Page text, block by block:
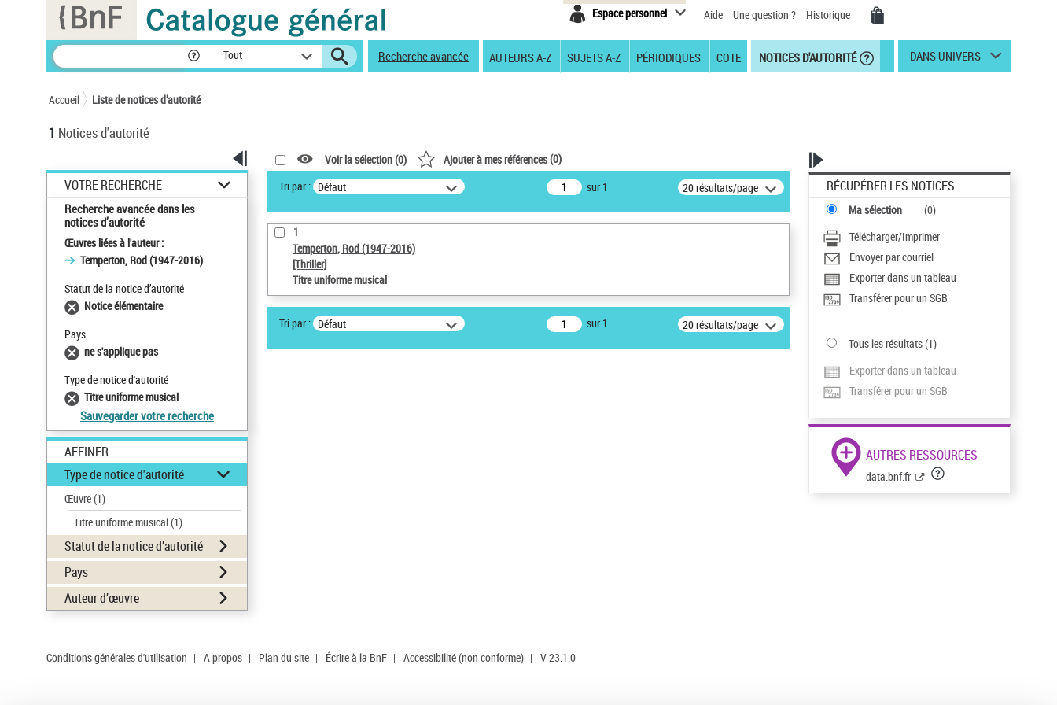
Espace personnel Aide Une question ? Historique
Tout Recherche avancée AUTEURS A-Z SUJETS A-Z PÉRIODIQUES COTE NOTICES D'AUTORITÉ DANS UNIVERS
Accueil Liste de notices d’autorité
1 Notices d'autorité
VOTRE RECHERCHE
Recherche avancée dans les
notices d’autorité
Œuvres liées à l'auteur :
Temperton, Rod (1947-2016)
Statut de la notice d’autorité
Notice élémentaire
Pays
ne s'applique pas
Type de notice d'autorité
Titre uniforme musical
Sauvegarder votre recherche
AFFINER
Type de notice d'autorité
Œuvre(1)
Titre uniforme musical(1)
Statut de la notice d’autorité
Pays
Auteur d’œuvre
Voir la sélection (0) Ajouter à mes références(0)
Tri par : Défaut sur 1 20 résultats/page
1
Temperton, Rod (1947-2016)
[Thriller]
Titre uniforme musical
Tri par : Défaut sur 1 20 résultats/page
RÉCUPÉRER LES NOTICES
Ma sélection (0)
Télécharger/Imprimer
Envoyer par courriel
Exporter dans un tableau
Transférer pour un SGB
Tous les résultats(1)
Exporter dans un tableau
Transférer pour un SGB
AUTRES RESSOURCES
data.bnf.fr
Conditions générales d'utilisation | A propos | Plan du site | Écrire à la BnF | Accessibilité (non conforme) | V 23.1.0
Panneau de gestion des cookies